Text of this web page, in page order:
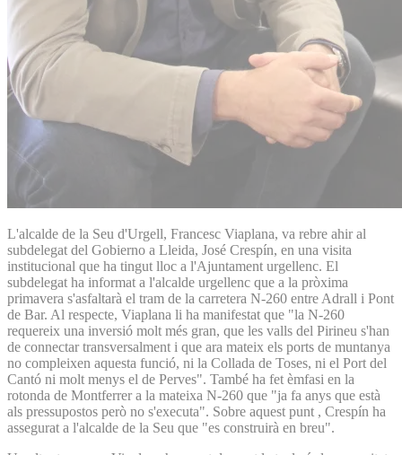
L'alcalde de la Seu d'Urgell, Francesc Viaplana, va rebre ahir al
subdelegat del Gobierno a Lleida, José Crespín, en una visita
institucional que ha tingut lloc a l'Ajuntament urgellenc. El
subdelegat ha informat a l'alcalde urgellenc que a la pròxima
primavera s'asfaltarà el tram de la carretera N-260 entre Adrall i Pont
de Bar. Al respecte, Viaplana li ha manifestat que "la N-260
requereix una inversió molt més gran, que les valls del Pirineu s'han
de connectar transversalment i que ara mateix els ports de muntanya
no compleixen aquesta funció, ni la Collada de Toses, ni el Port del
Cantó ni molt menys el de Perves". També ha fet èmfasi en la
rotonda de Montferrer a la mateixa N-260 que "ja fa anys que està
als pressupostos però no s'executa". Sobre aquest punt , Crespín ha
assegurat a l'alcalde de la Seu que "es construirà en breu".